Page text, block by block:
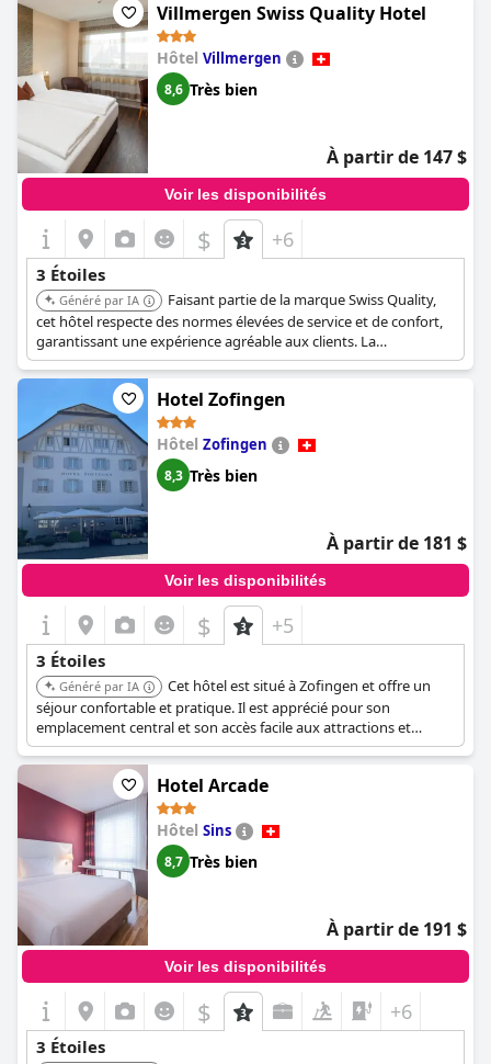
Villmergen Swiss Quality Hotel
Hôtel Villmergen
8,6 Très bien
À partir de 147 $
Voir les disponibilités
$ +6
3 Étoiles
Généré par IA
Faisant partie de la marque Swiss Quality,
cet hôtel respecte des normes élevées de service et de confort,
garantissant une expérience agréable aux clients. La
désignation Swiss Quality indique un niveau de qualité fiable et
constant.
Hotel Zofingen
Hôtel Zofingen
8,3 Très bien
À partir de 181 $
Voir les disponibilités
$ +5
3 Étoiles
Généré par IA
Cet hôtel est situé à Zofingen et offre un
séjour confortable et pratique. Il est apprécié pour son
emplacement central et son accès facile aux attractions et
commodités locales.
Hotel Arcade
Hôtel Sins
8,7 Très bien
À partir de 191 $
Voir les disponibilités
$ +6
3 Étoiles